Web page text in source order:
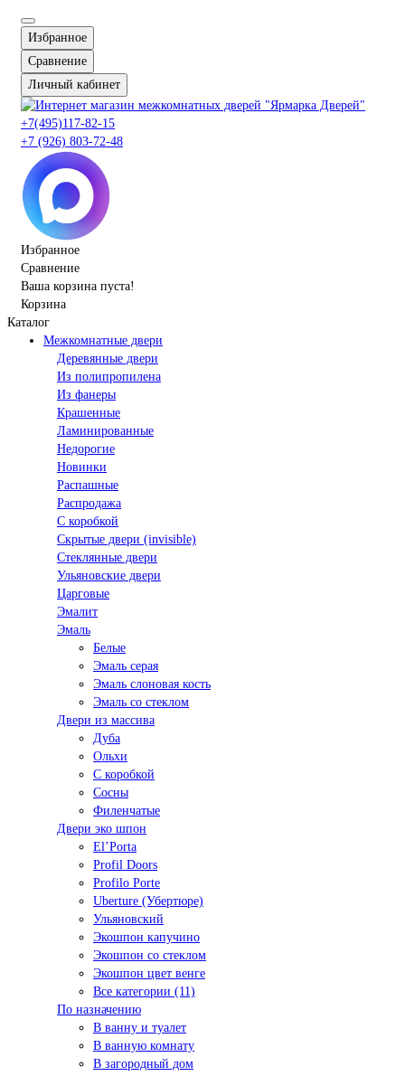
Избранное
Сравнение
Личный кабинет
+7(495)117-82-15
+7 (926) 803-72-48
Избранное
Сравнение
Ваша корзина пуста!
Корзина
Каталог
Межкомнатные двери
Деревянные двери
Из полипропилена
Из фанеры
Крашенные
Ламинированные
Недорогие
Новинки
Распашные
Распродажа
С коробкой
Скрытые двери (invisible)
Стеклянные двери
Ульяновские двери
Царговые
Эмалит
Эмаль
Белые
Эмаль серая
Эмаль слоновая кость
Эмаль со стеклом
Двери из массива
Дуба
Ольхи
С коробкой
Сосны
Филенчатые
Двери эко шпон
El’Porta
Profil Doors
Profilo Porte
Uberture (Убертюре)
Ульяновский
Экошпон капучино
Экошпон со стеклом
Экошпон цвет венге
Все категории (11)
По назначению
В ванну и туалет
В ванную комнату
В загородный дом